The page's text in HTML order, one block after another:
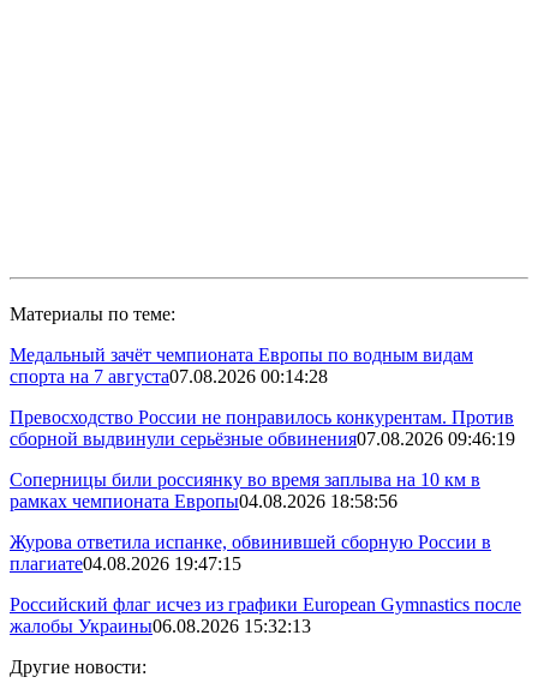
Материалы по теме:
Медальный зачёт чемпионата Европы по водным видам
спорта на 7 августа07.08.2026 00:14:28
Превосходство России не понравилось конкурентам. Против
сборной выдвинули серьёзные обвинения07.08.2026 09:46:19
Соперницы били россиянку во время заплыва на 10 км в
рамках чемпионата Европы04.08.2026 18:58:56
Журова ответила испанке, обвинившей сборную России в
плагиате04.08.2026 19:47:15
Российский флаг исчез из графики European Gymnastics после
жалобы Украины06.08.2026 15:32:13
Другие новости: